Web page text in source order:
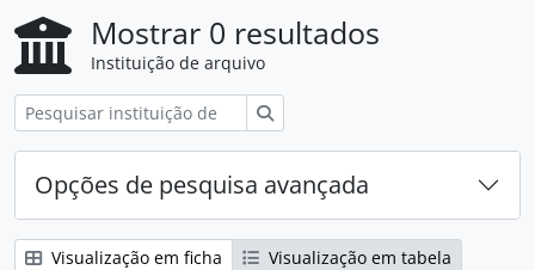
Mostrar 0 resultados
Instituição de arquivo
Opções de pesquisa avançada
Visualização em ficha
Visualização em tabela